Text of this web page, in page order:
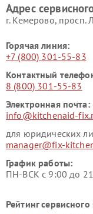
Адрес
г. Кемерово, просп.
Горячая линия:
+7 (800) 301-55-83
Контактный
8 (800) 301-55-83
Электронная почта:
info@kitchenaid-
для юридических
manager@fix-
График работы:
ПН-ВСК с 9:00 до
Рейтинг